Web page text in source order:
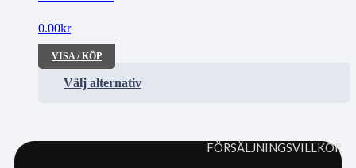
0.00kr
VISA / KÖP
Välj alternativ
FÖRSÄLJNINGSVILLKOR